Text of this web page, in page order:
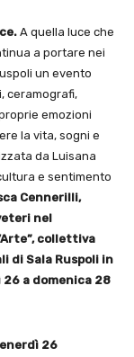
A quella luce che
a portare nei
un evento
ceramografi,
emozioni
la vita, sogni e
da Luisana
e sentimento
Cennerilli,
nel
collettiva
di Sala Ruspoli in
26 a domenica 28
26